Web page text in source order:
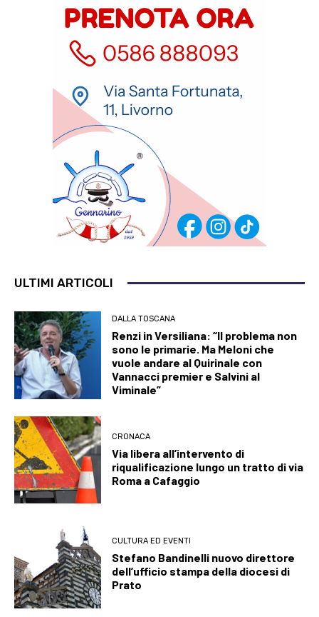
ULTIMI ARTICOLI
DALLA TOSCANA
Renzi in Versiliana: “Il problema non
sono le primarie. Ma Meloni che
vuole andare al Quirinale con
Vannacci premier e Salvini al
Viminale”
CRONACA
Via libera all’intervento di
riqualificazione lungo un tratto di via
Roma a Cafaggio
CULTURA ED EVENTI
Stefano Bandinelli nuovo direttore
dell’ufficio stampa della diocesi di
Prato